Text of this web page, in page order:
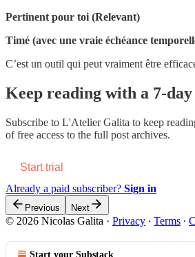
Pertinent pour toi (Relevant)
Timé (avec une vraie échéance
C’est un outil qui peut vraiment être
Keep reading with a 7-
Subscribe to L'Atelier Galita to keep
of free access to the full post archives.
Start trial
Already a paid subscriber? Sign in
Previous Next
© 2026 Nicolas Galita · Privacy ∙ Terms ∙
Start your Substack